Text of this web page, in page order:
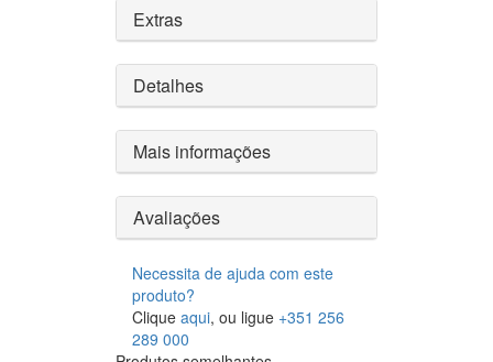
Extras
Detalhes
Mais informações
Avaliações
Necessita de ajuda com este
produto?
Clique aqui, ou ligue +351 256
289 000